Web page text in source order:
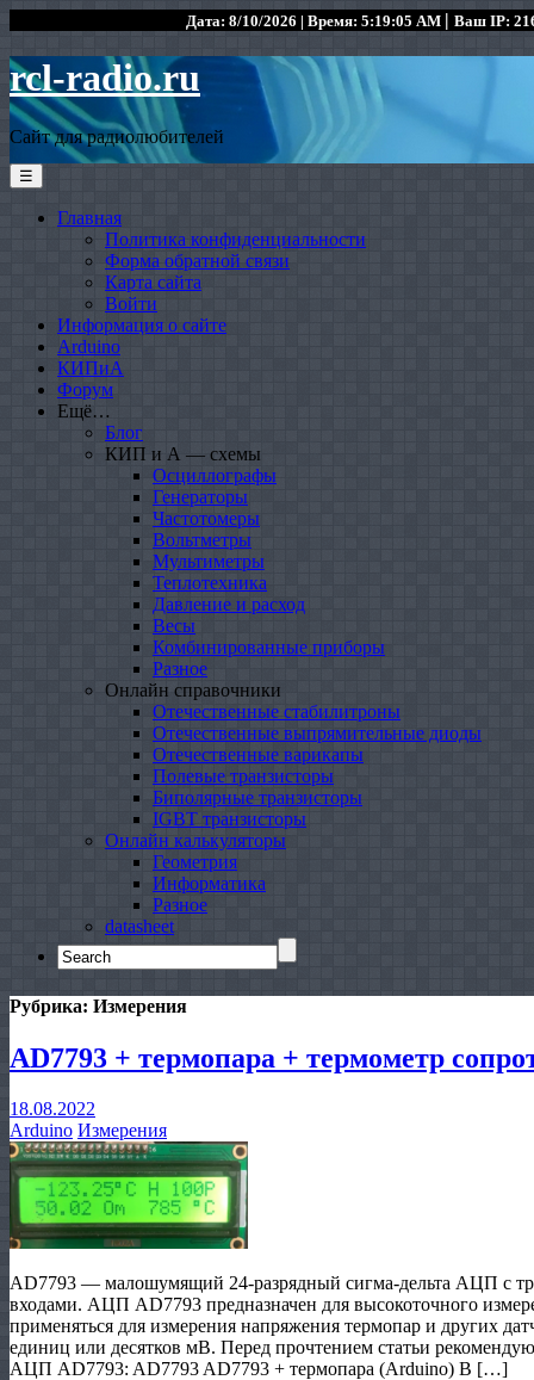
Дата: 8/10/2026 | Время: 5:19:05 AM | Ваш IP:
rcl-radio.ru
Сайт для радиолюбителей
☰
Главная
Политика конфиденциальности
Форма обратной связи
Карта сайта
Войти
Информация о сайте
Arduino
КИПиА
Форум
Ещё…
Блог
КИП и А — схемы
Осциллографы
Генераторы
Частотомеры
Вольтметры
Мультиметры
Теплотехника
Давление и расход
Весы
Комбинированные приборы
Разное
Онлайн справочники
Отечественные стабилитроны
Отечественные выпрямительные диоды
Отечественные варикапы
Полевые транзисторы
Биполярные транзисторы
IGBT транзисторы
Онлайн калькуляторы
Геометрия
Информатика
Разное
datasheet
Search
for:
Рубрика: Измерения
AD7793 + термопара + термометр
18.08.2022
Arduino Измерения
AD7793 — малошумящий 24-разрядный сигма-дельта АЦП с
входами. АЦП AD7793 предназначен для высокоточного
применяться для измерения напряжения термопар и других
единиц или десятков мВ. Перед прочтением статьи
АЦП AD7793: AD7793 AD7793 + термопара (Arduino) В […]